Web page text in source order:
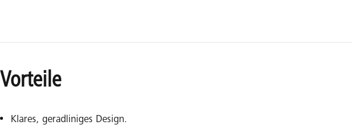
Vorteile
Klares, geradliniges Design.